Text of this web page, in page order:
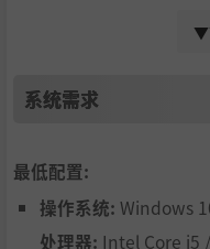
为了跑得更远，玩家需
可以用获得的经验值强
提升能力！
随之提升。
去获得更加稀有的装备
能跑得多远吧！
系统需求
最低配置:
操作系统: Windows
处理器: Intel Core i5